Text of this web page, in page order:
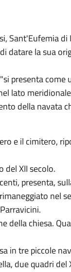
Sant'Eufemia
datare la sua
presenta come
lato
della navata
e il cimitero,
del XII secolo.
presenta,
nel
della chiesa.
in tre piccole
due quadri del